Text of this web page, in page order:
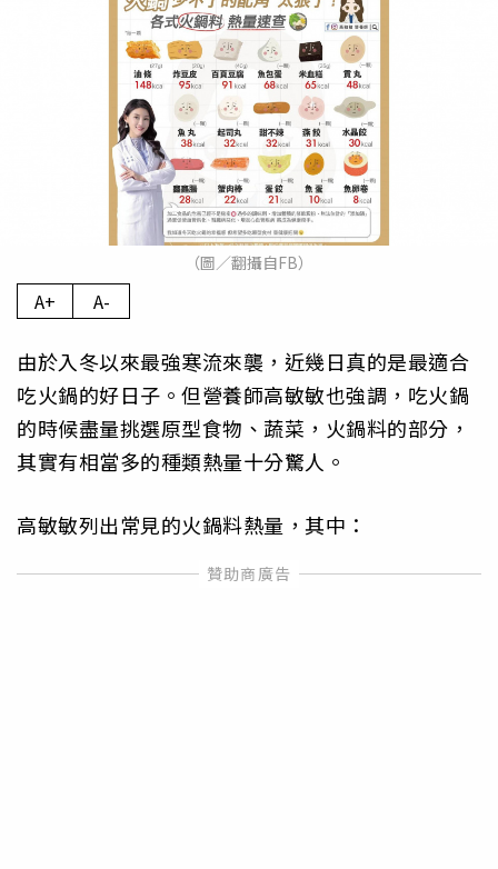
（圖／翻攝自FB）
A+ A-
由於入冬以來最強寒流來襲，近幾日真的是最適合
吃火鍋的好日子。但營養師高敏敏也強調，吃火鍋
的時候盡量挑選原型食物、蔬菜，火鍋料的部分，
其實有相當多的種類熱量十分驚人。
高敏敏列出常見的火鍋料熱量，其中：